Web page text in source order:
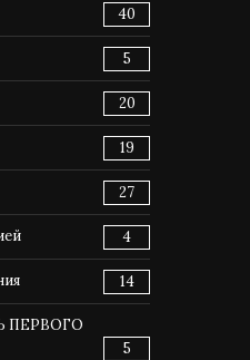
40
5
20
19
27
4
14
ПЕРВОГО
5